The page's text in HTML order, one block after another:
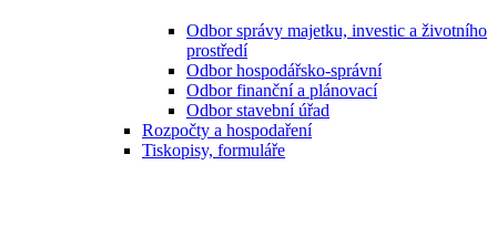
Odbor správy majetku, investic a životního
prostředí
Odbor hospodářsko-správní
Odbor finanční a plánovací
Odbor stavební úřad
Rozpočty a hospodaření
Tiskopisy, formuláře